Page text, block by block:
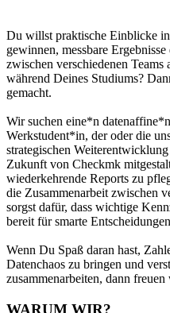
Du willst praktische Einblicke
gewinnen, messbare
zwischen verschiedenen Teams
während Deines Studiums?
gemacht.
Wir suchen eine*n
Werkstudent*in, der oder die
strategischen
Zukunft von Checkmk
wiederkehrende Reports zu
die Zusammenarbeit zwischen
sorgst dafür, dass wichtige
bereit für smarte
Wenn Du Spaß daran hast,
Datenchaos zu bringen und
zusammenarbeiten, dann
WARUM WIR?